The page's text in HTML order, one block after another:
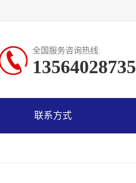
全国服务咨询热线:
13564028735
联系方式